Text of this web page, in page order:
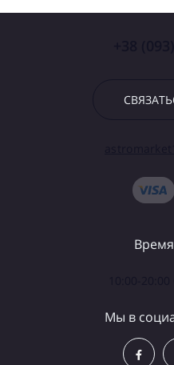
Мы в